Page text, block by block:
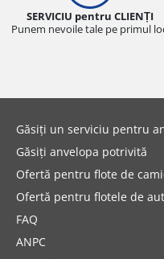
SERVICIU pentru CLIENȚI
Punem nevoile tale pe primul
Găsiți un serviciu pentru
Găsiți anvelopa potrivită
Ofertă pentru flote de
Ofertă pentru flotele de
FAQ
ANPC